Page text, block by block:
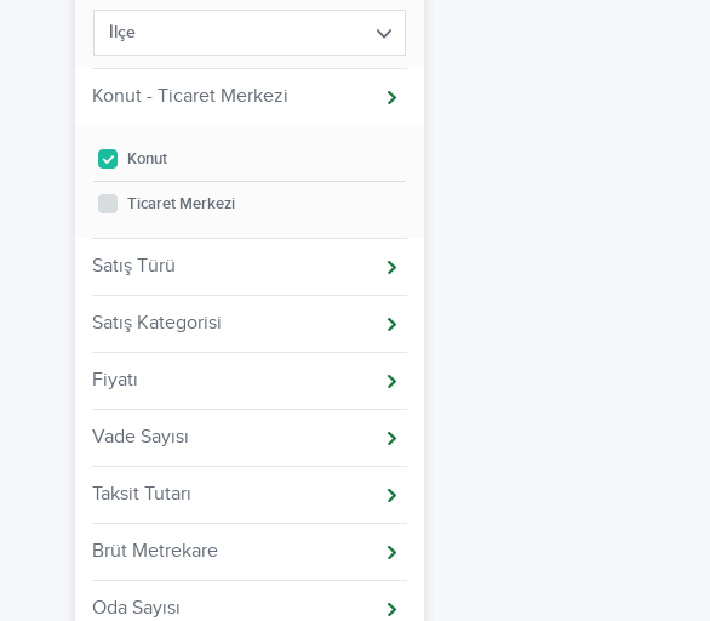
İlçe
Konut - Ticaret Merkezi
Konut
Ticaret Merkezi
Satış Türü
Satış Kategorisi
Fiyatı
Vade Sayısı
Taksit Tutarı
Brüt Metrekare
Oda Sayısı